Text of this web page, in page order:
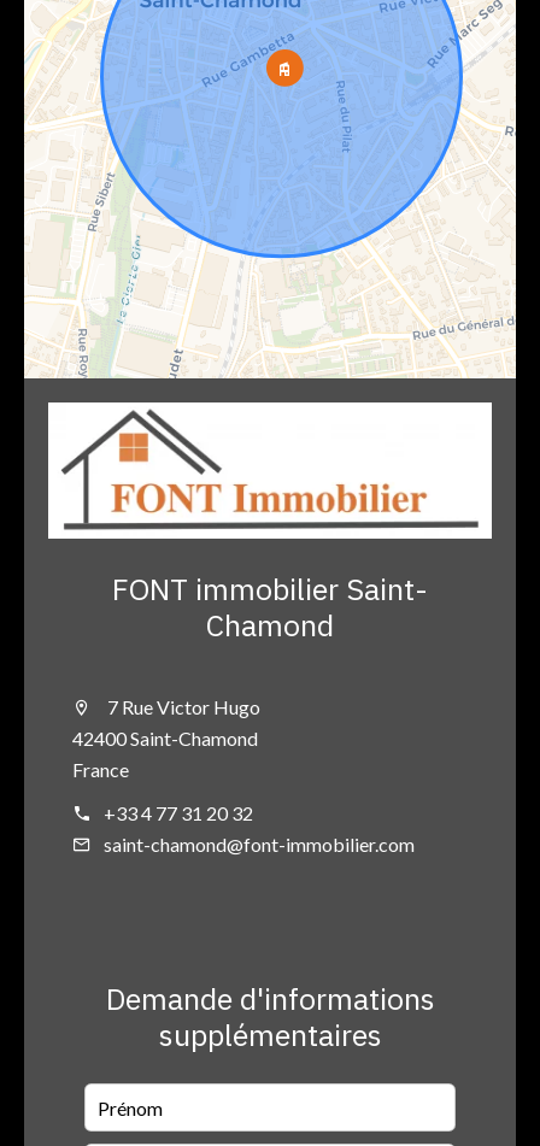
FONT immobilier Saint-
Chamond
7 Rue Victor Hugo
42400 Saint-Chamond
France
+33 4 77 31 20 32
saint-chamond@font-immobilier.com
Demande d'informations
supplémentaires